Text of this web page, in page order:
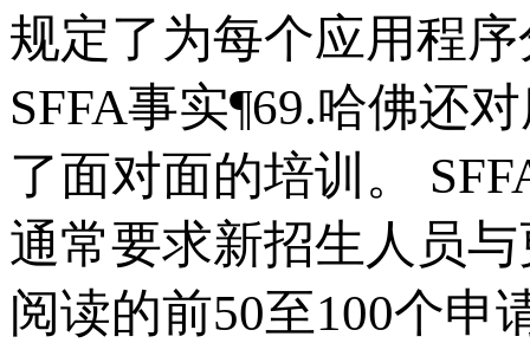
规定了为每个应用程
SFFA事实¶69.哈佛还
了面对面的培训。
通常要求新招生人员
阅读的前50至100个申